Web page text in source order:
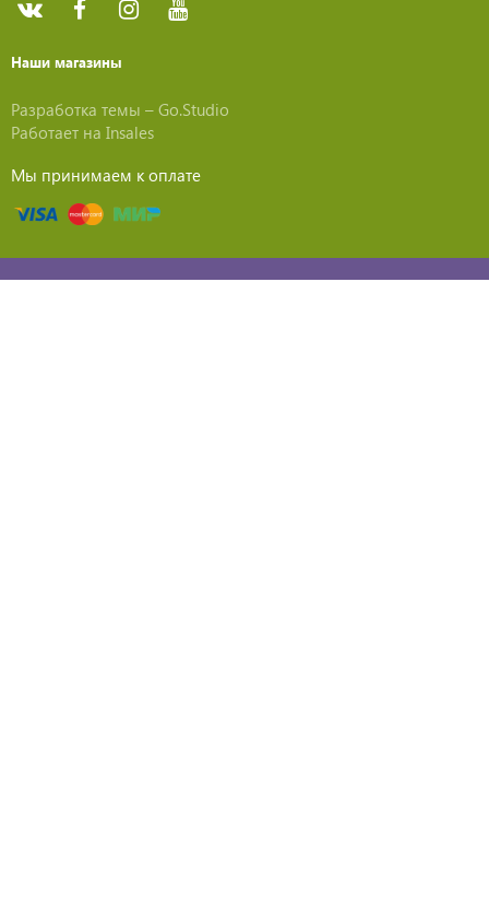
Наши магазины
Разработка темы – Go.Studio
Работает на Insales
Мы принимаем к оплате